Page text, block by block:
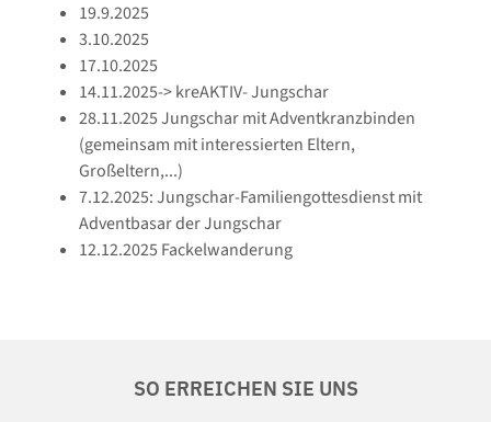
19.9.2025
3.10.2025
17.10.2025
14.11.2025-> kreAKTIV- Jungschar
28.11.2025 Jungschar mit Adventkranzbinden
(gemeinsam mit interessierten Eltern,
Großeltern,...)
7.12.2025: Jungschar-Familiengottesdienst mit
Adventbasar der Jungschar
12.12.2025 Fackelwanderung
SO ERREICHEN SIE UNS